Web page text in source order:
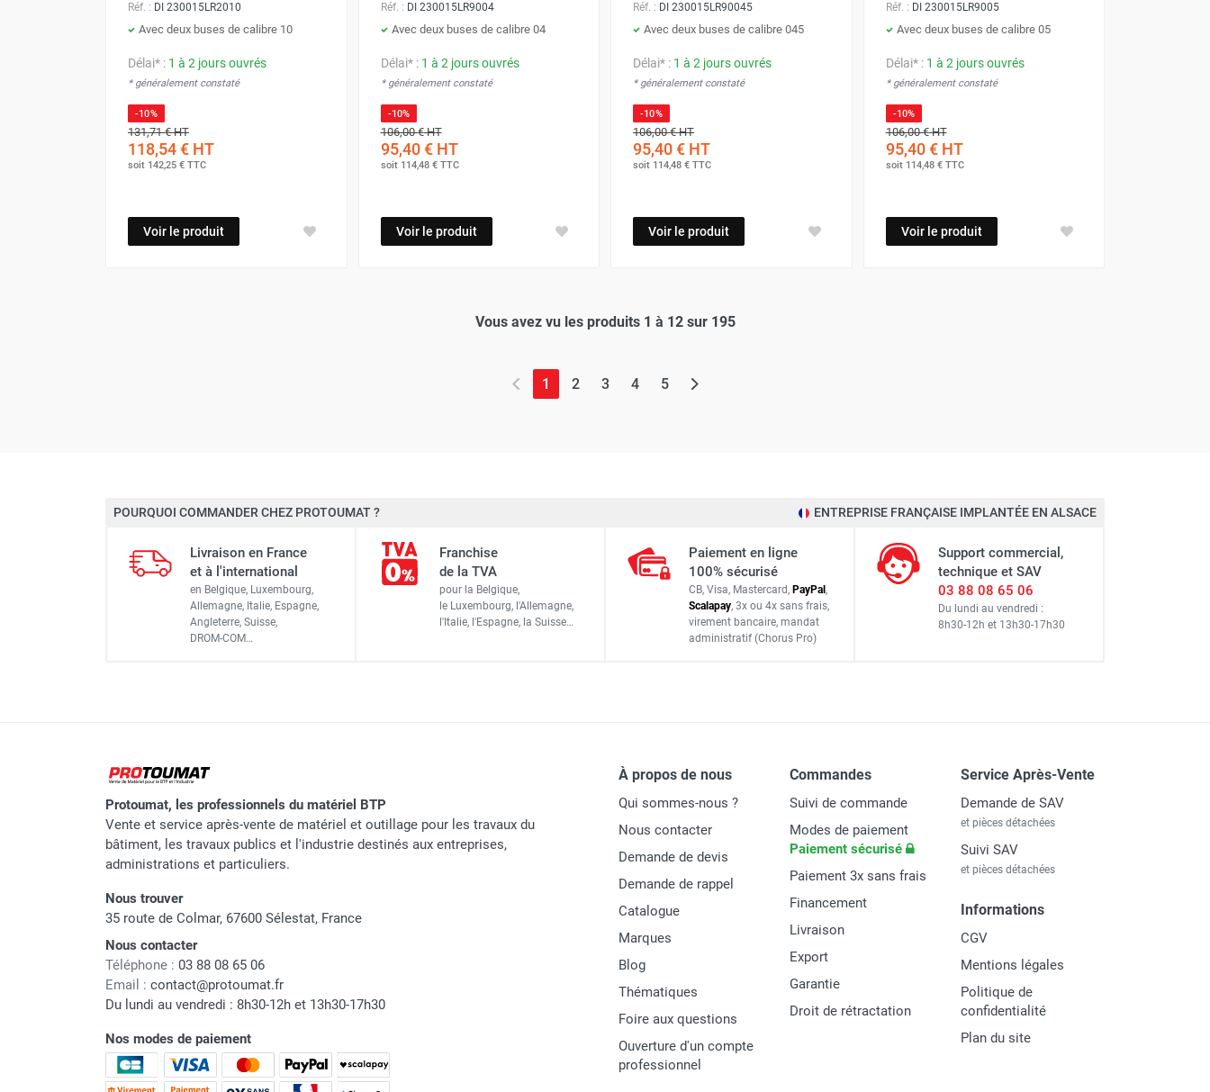
Réf. : DI 230015LR2010
Avec deux buses de calibre 10
Délai* : 1 à 2 jours ouvrés
* généralement constaté
-10%
131,71 €HT
118,54 € HT
soit 142,25 € TTC
Voir le produit
Réf. : DI 230015LR9004
Avec deux buses de calibre 04
Délai* : 1 à 2 jours ouvrés
* généralement constaté
-10%
106,00 €HT
95,40 €HT
soit 114,48 €TTC
Voir le produit
Réf. : DI 230015LR90045
Avec deux buses de calibre 045
Délai* : 1 à 2 jours ouvrés
* généralement constaté
-10%
106,00 €HT
95,40 € HT
soit 114,48 € TTC
Voir le produit
Réf. : DI 230015LR9005
Avec deux buses de calibre 05
Délai* : 1 à 2 jours ouvrés
* généralement constaté
-10%
106,00 €HT
95,40 €HT
soit 114,48 €TTC
Voir le produit
Vous avez vu les produits 1 à 12 sur 195
1 (page actuelle)
2 3 4 5
POURQUOI COMMANDER CHEZ PROTOUMAT ? ENTREPRISE FRANÇAISE IMPLANTÉE EN ALSACE
Livraison en France
et à l'international
en Belgique, Luxembourg,
Allemagne, Italie, Espagne,
Angleterre, Suisse,
DROM-COM…
Franchise
de la TVA
pour la Belgique,
le Luxembourg, l'Allemagne,
l'Italie, l'Espagne, la Suisse…
Paiement en ligne
100% sécurisé
CB, Visa, Mastercard, PayPal ,
Scalapay, 3x ou 4x sans frais,
virement bancaire, mandat
administratif (Chorus Pro)
Support commercial,
technique et SAV
03 88 08 65 06
Du lundi au vendredi :
8h30-12h et 13h30-17h30
Protoumat, les professionnels du matériel BTP
Vente et service après-vente de matériel et outillage pour les travaux du
bâtiment, les travaux publics et l'industrie destinés aux entreprises,
administrations et particuliers.
Nous trouver
35 route de Colmar, 67600 Sélestat, France
Nous contacter
Téléphone : 03 88 08 65 06
Email : contact@protoumat.fr
Du lundi au vendredi : 8h30-12h et 13h30-17h30
Nos modes de paiement
À propos de nous
Qui sommes-nous ?
Nous contacter
Demande de devis
Demande de rappel
Catalogue
Marques
Blog
Thématiques
Foire aux questions
Ouverture d'un compte
professionnel
Commandes
Suivi de commande
Modes de paiement
Paiement sécurisé
Paiement 3x sans frais
Financement
Livraison
Export
Garantie
Droit de rétractation
Service Après-Vente
Demande de SAV
et pièces détachées
Suivi SAV
et pièces détachées
Informations
CGV
Mentions légales
Politique de
confidentialité
Plan du site